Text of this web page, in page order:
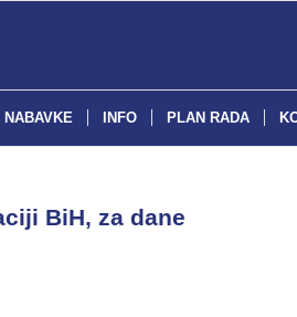
NABAVKE INFO PLAN RADA
BiH, za dane